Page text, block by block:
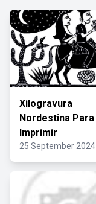
Xilogravura
Nordestina Para
Imprimir
25 September 2024